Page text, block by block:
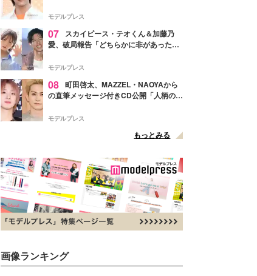
モデルプレス
07
スカイピース・テオくん＆加藤乃
愛、破局報告「どちらかに非があったわ
モデルプレス
08 町田啓太、MAZZEL・NAOYAから
の直筆メッセージ付きCD公開「人柄の良
モデルプレス
もっとみる
画像ランキング